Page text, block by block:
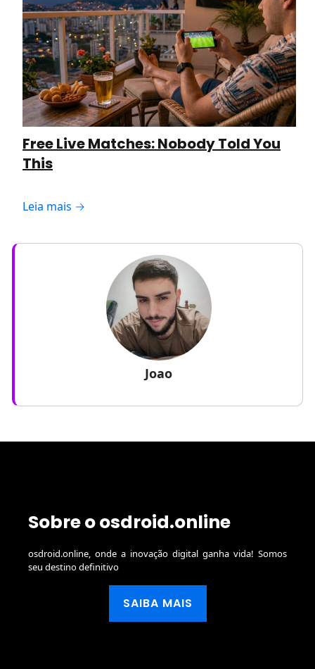
Free Live Matches: Nobody Told You
This
Leia mais →
Joao
Sobre o osdroid.online
osdroid.online, onde a inovação digital ganha vida! Somos
seu destino definitivo
SAIBA MAIS